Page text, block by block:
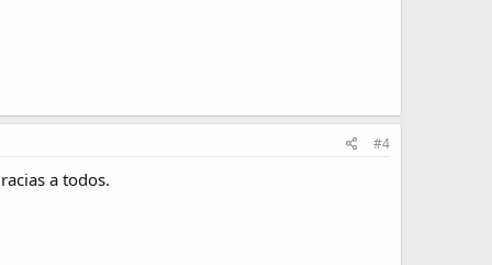
#4
a todos.